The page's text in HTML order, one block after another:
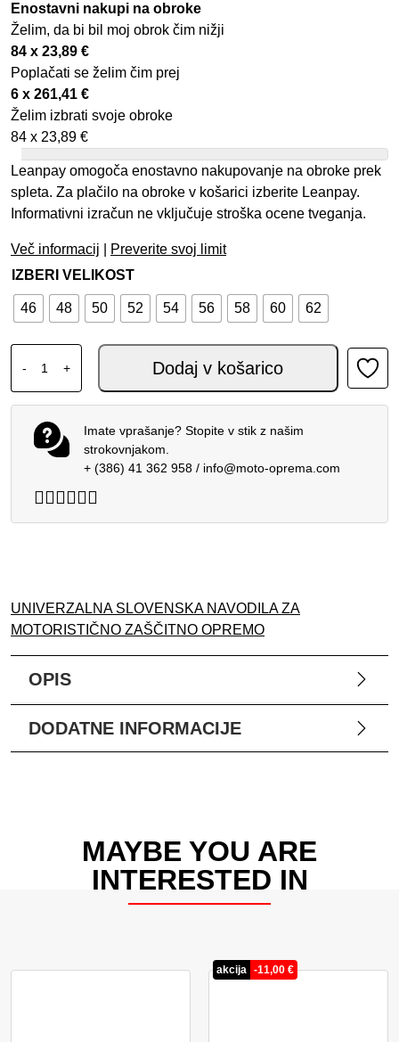
Enostavni nakupi na obroke
Želim, da bi bil moj obrok čim nižji
84 x 23,89 €
Poplačati se želim čim prej
6 x 261,41 €
Želim izbrati svoje obroke
84 x 23,89 €
Leanpay omogoča enostavno nakupovanje na obroke prek
spleta. Za plačilo na obroke v košarici izberite Leanpay.
Informativni izračun ne vključuje stroška ocene tveganja.
Več informacij
Preverite svoj limit
IZBERI VELIKOST
46 48 50 52 54 56 58 60 62
-
DAINESE LAGUNA SECA 6 1PC PERF. BLACK WHITE
+ Dodaj v košarico
Imate vprašanje? Stopite v stik z našim
strokovnjakom.
+ (386) 41 362 958/ info@moto-oprema.com
UNIVERZALNA SLOVENSKA NAVODILA ZA
MOTORISTIČNO ZAŠČITNO OPREMO
OPIS
DODATNE INFORMACIJE
MAYBE YOU ARE
INTERESTED IN
akcija -11,00 €